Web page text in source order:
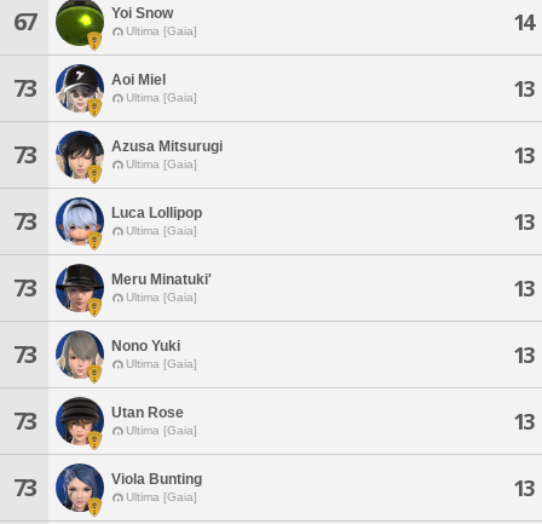
67 Yoi Snow
Ultima [Gaia] 14
73 Aoi Miel
Ultima [Gaia] 13
73 Azusa Mitsurugi
Ultima [Gaia] 13
73 Luca Lollipop
Ultima [Gaia] 13
73 Meru Minatuki'
Ultima [Gaia] 13
73 Nono Yuki
Ultima [Gaia] 13
73 Utan Rose
Ultima [Gaia] 13
73 Viola Bunting
Ultima [Gaia] 13